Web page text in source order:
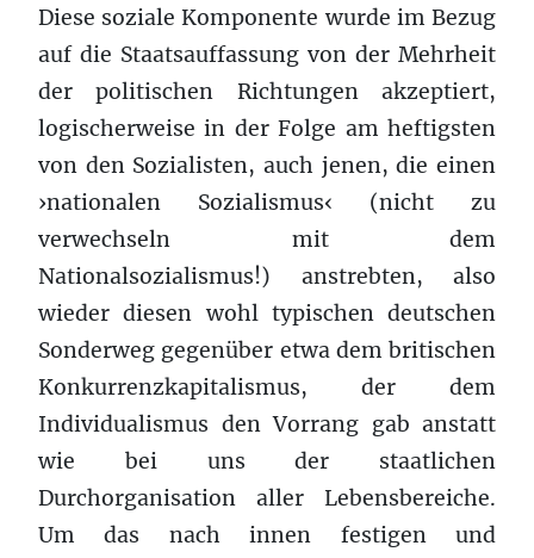
Diese soziale Komponente wurde im Bezug
auf die Staatsauffassung von der Mehrheit
der politischen Richtungen akzeptiert,
logischerweise in der Folge am heftigsten
von den Sozialisten, auch jenen, die einen
›nationalen Sozialismus‹ (nicht zu
verwechseln mit dem
Nationalsozialismus!) anstrebten, also
wieder diesen wohl typischen deutschen
Sonderweg gegenüber etwa dem britischen
Konkurrenzkapitalismus, der dem
Individualismus den Vorrang gab anstatt
wie bei uns der staatlichen
Durchorganisation aller Lebensbereiche.
Um das nach innen festigen und